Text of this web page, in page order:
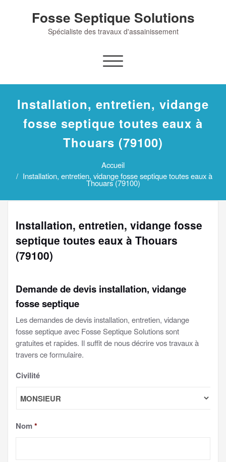
Fosse Septique Solutions
Spécialiste des travaux d'assainissement
Afficher/masquer
navigation
Installation, entretien, vidange
fosse septique toutes eaux à
Thouars (79100)
Accueil
Installation, entretien, vidange fosse septique toutes eaux à
Thouars (79100)
Installation, entretien, vidange fosse
septique toutes eaux à Thouars
(79100)
Demande de devis installation, vidange
fosse septique
Les demandes de devis installation, entretien, vidange
fosse septique avec Fosse Septique Solutions sont
gratuites et rapides. Il suffit de nous décrire vos travaux à
travers ce formulaire.
Civilité
Nom*